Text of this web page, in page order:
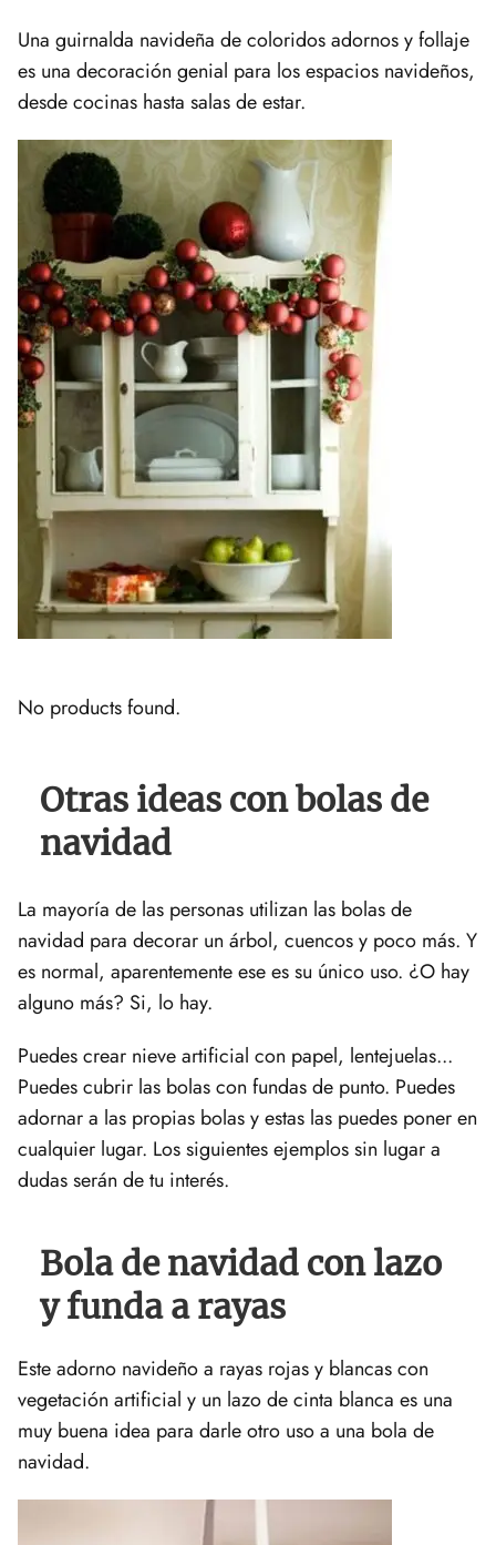
Una guirnalda navideña de coloridos adornos y follaje
es una decoración genial para los espacios navideños,
desde cocinas hasta salas de estar.
No products found.
Otras ideas con bolas de
navidad
La mayoría de las personas utilizan las bolas de
navidad para decorar un árbol, cuencos y poco más. Y
es normal, aparentemente ese es su único uso. ¿O hay
alguno más? Si, lo hay.
Puedes crear nieve artificial con papel, lentejuelas...
Puedes cubrir las bolas con fundas de punto. Puedes
adornar a las propias bolas y estas las puedes poner en
cualquier lugar. Los siguientes ejemplos sin lugar a
dudas serán de tu interés.
Bola de navidad con lazo
y funda a rayas
Este adorno navideño a rayas rojas y blancas con
vegetación artificial y un lazo de cinta blanca es una
muy buena idea para darle otro uso a una bola de
navidad.